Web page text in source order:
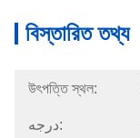
বিস্তারিত তথ্য
উৎপত্তি স্থল:
درجه: